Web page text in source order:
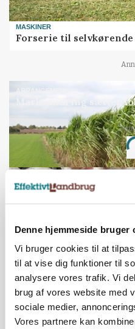
Denne hjemmeside bruger
Vi bruger cookies til at
til at vise dig funktioner til
analysere vores trafik. Vi
brug af vores website med
sociale medier,
Vores partnere kan
MASKINER
Forserie til
ARRANGEMENT
Markvandring sætter
Grisenoteringen står